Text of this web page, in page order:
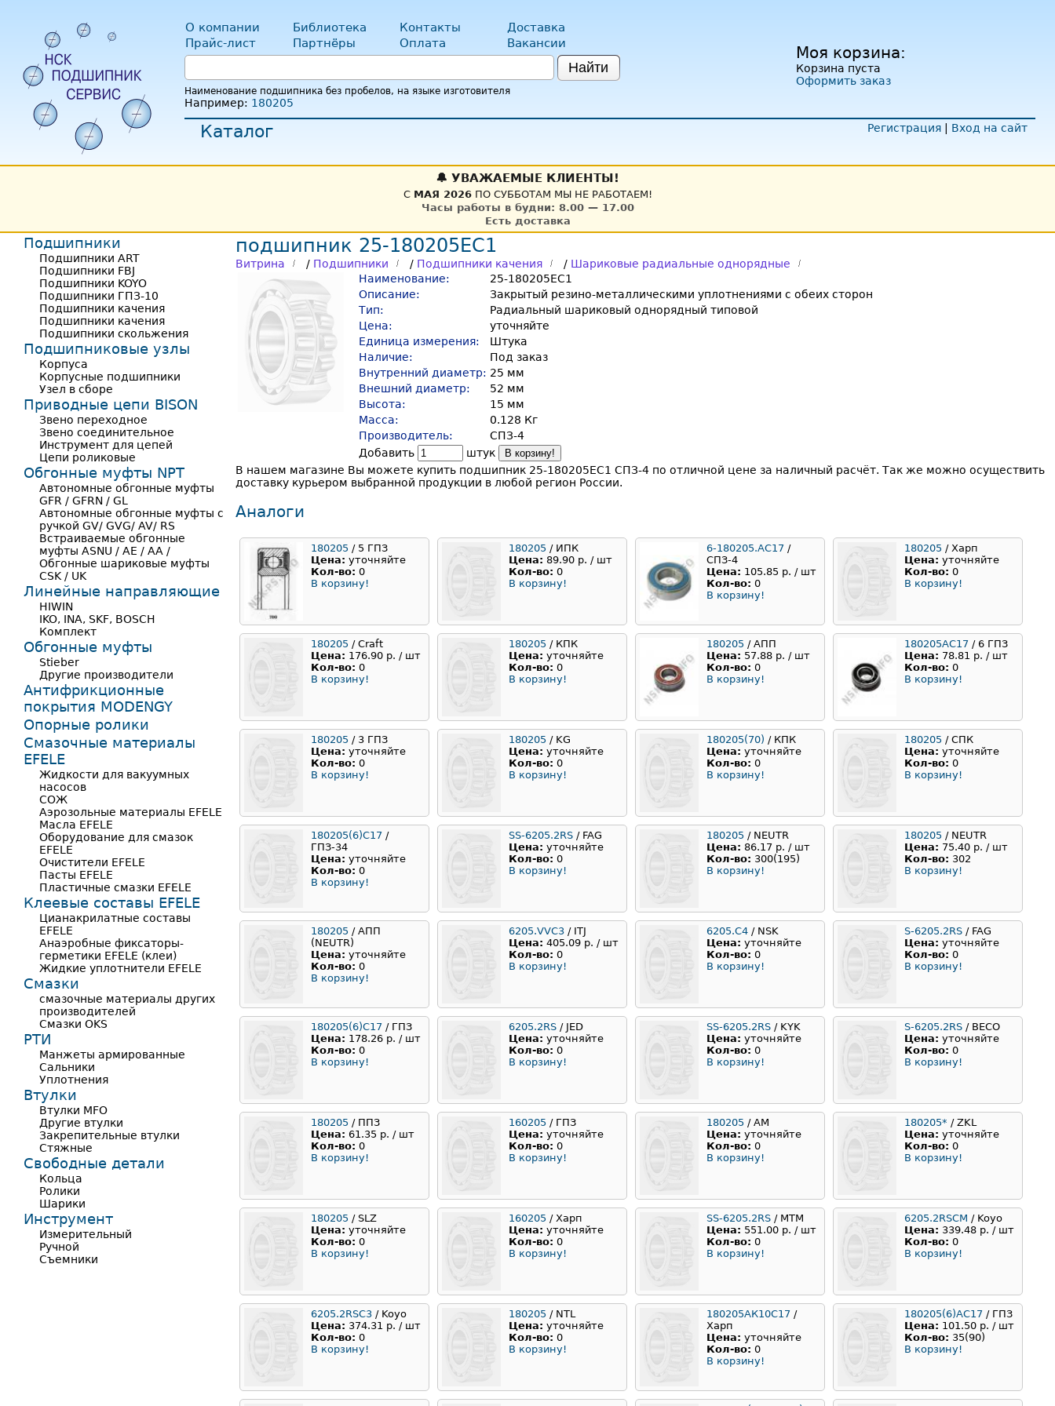
Моя корзина:
Корзина пуста
Оформить заказ
О компании Библиотека Контакты
Доставка
Прайс-лист
Партнёры Оплата Вакансии
Найти
Наименование подшипника без пробелов, на языке изготовителя
Например: 180205
Регистрация
Вход на сайт
Каталог
🔔 УВАЖАЕМЫЕ КЛИЕНТЫ!
С МАЯ 2026ПО СУББОТАМ МЫ НЕ РАБОТАЕМ!
Часы работы в будни: 8.00 — 17.00
Есть доставка
подшипник 25-180205ЕС1
Витрина / Подшипники / Подшипники качения / Шариковые радиальные однорядные
Наименование:
25-180205ЕС1
Описание:
Закрытый резино-металлическими уплотнениями с обеих сторон
Тип:
Радиальный шариковый однорядный типовой
Цена:
уточняйте
Единица измерения:
Штука
Наличие:
Под заказ
Внутренний диаметр: 25 мм
Внешний диаметр:
52 мм
Высота:
15 мм
Масса:
0.128 Кг
Производитель:
СПЗ-4
Добавить
штук В корзину!
В нашем магазине Вы можете купить подшипник 25-180205ЕС1 СПЗ-4 по отличной цене за наличный расчёт. Так же можно осуществить
доставку курьером выбранной продукции в любой регион России.
Аналоги
180205 / 5 ГПЗ
Цена: уточняйте
Кол-во: 0
В корзину!
180205 / ИПК
Цена: 89.90 р. / шт
Кол-во: 0
В корзину!
6-180205.АС17 /
СПЗ-4
Цена: 105.85 р. / шт
Кол-во: 0
В корзину!
180205 / Харп
Цена: уточняйте
Кол-во: 0
В корзину!
180205 / Craft
Цена: 176.90 р. / шт
Кол-во: 0
В корзину!
180205 / КПК
Цена: уточняйте
Кол-во: 0
В корзину!
180205 / АПП
Цена: 57.88 р. / шт
Кол-во: 0
В корзину!
180205АС17 / 6 ГПЗ
Цена: 78.81 р. / шт
Кол-во: 0
В корзину!
180205 / 3 ГПЗ
Цена: уточняйте
Кол-во: 0
В корзину!
180205 / KG
Цена: уточняйте
Кол-во: 0
В корзину!
180205(70) / КПК
Цена: уточняйте
Кол-во: 0
В корзину!
180205 / СПК
Цена: уточняйте
Кол-во: 0
В корзину!
180205(6)С17 /
ГПЗ-34
Цена: уточняйте
Кол-во: 0
В корзину!
SS-6205.2RS / FAG
Цена: уточняйте
Кол-во: 0
В корзину!
180205 / NEUTR
Цена: 86.17 р. / шт
Кол-во: 300(195)
В корзину!
180205 / NEUTR
Цена: 75.40 р. / шт
Кол-во: 302
В корзину!
180205 / АПП
(NEUTR)
Цена: уточняйте
Кол-во: 0
В корзину!
6205.VVC3 / ITJ
Цена: 405.09 р. / шт
Кол-во: 0
В корзину!
6205.C4 / NSK
Цена: уточняйте
Кол-во: 0
В корзину!
S-6205.2RS / FAG
Цена: уточняйте
Кол-во: 0
В корзину!
180205(6)С17 / ГПЗ
Цена: 178.26 р. / шт
Кол-во: 0
В корзину!
6205.2RS / JED
Цена: уточняйте
Кол-во: 0
В корзину!
SS-6205.2RS / KYK
Цена: уточняйте
Кол-во: 0
В корзину!
S-6205.2RS / BECO
Цена: уточняйте
Кол-во: 0
В корзину!
180205 / ППЗ
Цена: 61.35 р. / шт
Кол-во: 0
В корзину!
160205 / ГПЗ
Цена: уточняйте
Кол-во: 0
В корзину!
180205 / АМ
Цена: уточняйте
Кол-во: 0
В корзину!
180205* / ZKL
Цена: уточняйте
Кол-во: 0
В корзину!
180205 / SLZ
Цена: уточняйте
Кол-во: 0
В корзину!
160205 / Харп
Цена: уточняйте
Кол-во: 0
В корзину!
SS-6205.2RS / MTM
Цена: 551.00 р. / шт
Кол-во: 0
В корзину!
6205.2RSCM / Koyo
Цена: 339.48 р. / шт
Кол-во: 0
В корзину!
6205.2RSC3 / Koyo
Цена: 374.31 р. / шт
Кол-во: 0
В корзину!
180205 / NTL
Цена: уточняйте
Кол-во: 0
В корзину!
180205АК10С17 /
Харп
Цена: уточняйте
Кол-во: 0
В корзину!
180205(6)АС17 / ГПЗ
Цена: 101.50 р. / шт
Кол-во: 35(90)
В корзину!
Подшипники
Подшипники ART
Подшипники FBJ
Подшипники KOYO
Подшипники ГПЗ-10
Подшипники качения
Подшипники качения
Подшипники скольжения
Подшипниковые узлы
Корпуса
Корпусные подшипники
Узел в сборе
Приводные цепи BISON
Звено переходное
Звено соединительное
Инструмент для цепей
Цепи роликовые
Обгонные муфты NPT
Автономные обгонные муфты
GFR / GFRN / GL
Автономные обгонные муфты с
ручкой GV/ GVG/ AV/ RS
Встраиваемые обгонные
муфты ASNU / AE / AA /
Обгонные шариковые муфты
CSK / UK
Линейные направляющие
HIWIN
IKO, INA, SKF, BOSCH
Комплект
Обгонные муфты
Stieber
Другие производители
Антифрикционные
покрытия MODENGY
Опорные ролики
Смазочные материалы
EFELE
Жидкости для вакуумных
насосов
СОЖ
Аэрозольные материалы EFELE
Масла EFELE
Оборудование для смазок
EFELE
Очистители EFELE
Пасты EFELE
Пластичные смазки EFELE
Клеевые составы EFELE
Цианакрилатные составы
EFELE
Анаэробные фиксаторы-
герметики EFELE (клеи)
Жидкие уплотнители EFELE
Смазки
смазочные материалы других
производителей
Смазки OKS
РТИ
Манжеты армированные
Сальники
Уплотнения
Втулки
Втулки MFO
Другие втулки
Закрепительные втулки
Стяжные
Свободные детали
Кольца
Ролики
Шарики
Инструмент
Измерительный
Ручной
Съемники